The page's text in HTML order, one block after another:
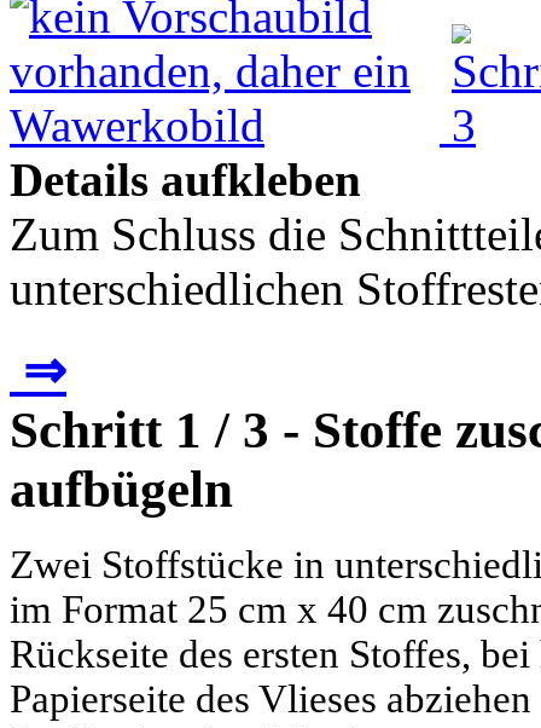
Details aufkleben
Zum Schluss die
unterschiedlichen
⇒
Schritt 1 / 3 - Stoffe
aufbügeln
Zwei Stoffstücke in
im Format 25 cm x 40 cm
Rückseite des ersten Stoffes,
Papierseite des Vlieses